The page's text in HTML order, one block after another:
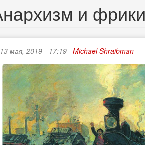
и фрики
13 мая, 2019 - 17:19 - Michael Shraibman